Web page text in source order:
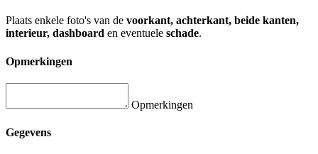
Plaats enkele foto's van de voorkant, achterkant, beide kanten,
interieur, dashboard en eventuele schade.
Opmerkingen
Opmerkingen
Gegevens